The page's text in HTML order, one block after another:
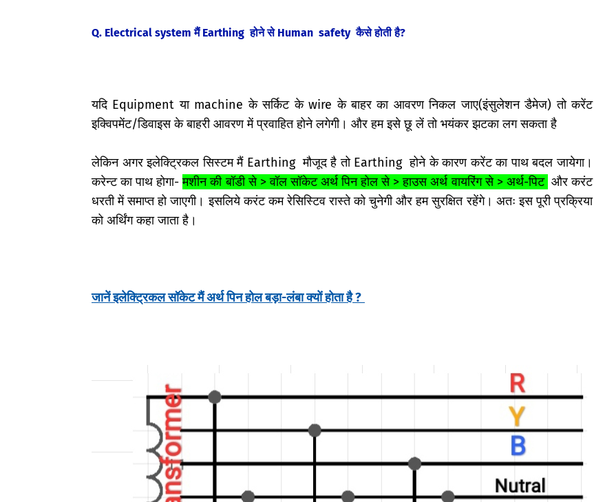
Q. Electrical system मैं Earthing होने से Human safety कैसे होती है?
यदि Equipment या machine के सर्किट के wire के बाहर का आवरण निकल जाए(इंसुलेशन डैमेज) तो करेंट
इक्विपमेंट/डिवाइस के बाहरी आवरण में प्रवाहित होने लगेगी। और हम इसे छू लें तो भयंकर झटका लग सकता है
लेकिन अगर इलेक्ट्रिकल सिस्टम मैं Earthing मौजूद है तो Earthing होने के कारण करेंट का पाथ बदल जायेगा।
करेन्ट का पाथ होगा-मशीन की बॉडी से > वॉल सॉकेट अर्थ पिन होल से > हाउस अर्थ वायरिंग से > अर्थ-पिट और करंट
धरती में समाप्त हो जाएगी। इसलिये करंट कम रेसिस्टिव रास्ते को चुनेगी और हम सुरक्षित रहेंगे। अतः इस पूरी प्रक्रिया
को अर्थिंग कहा जाता है।
जानें इलेक्ट्रिकल सॉकेट मैं अर्थ पिन होल बड़ा-लंबा क्यों होता है ?